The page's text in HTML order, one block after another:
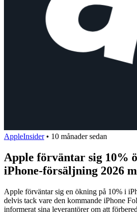
AppleInsider • 10 månader sedan
Apple förväntar sig 10%
iPhone-försäljning 2026
Apple förväntar sig en ökning på 10% i
delvis tack vare den kommande iPhone
informerat sina leverantörer om att